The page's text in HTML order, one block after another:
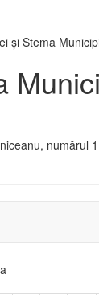
numărul